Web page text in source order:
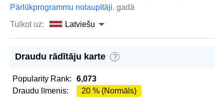
Pārlūkprogrammu nolaupītāji. gadā
Tulkot uz:
Latviešu
Draudu rādītāju karte ?
Popularity Rank:
6,073
Draudu līmenis:
20 % (Normāls)